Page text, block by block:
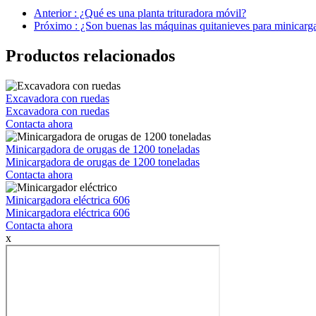
Anterior : ¿Qué es una planta trituradora móvil?
Próximo : ¿Son buenas las máquinas quitanieves para
Productos relacionados
Excavadora con ruedas
Excavadora con ruedas
Contacta ahora
Minicargadora de orugas de 1200 toneladas
Minicargadora de orugas de 1200 toneladas
Contacta ahora
Minicargadora eléctrica 606
Minicargadora eléctrica 606
Contacta ahora
x